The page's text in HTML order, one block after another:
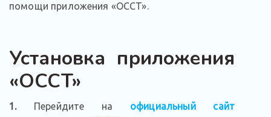
помощи приложения «OCCT».
Установка приложения
«OCCT»
1.Перейдите на официальный сайт